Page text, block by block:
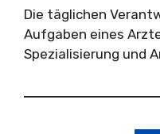
Die täglichen
Aufgaben eines
Spezialisierung und